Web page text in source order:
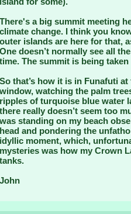
There's a big summit meeting
climate change. I think you
outer islands are here for that,
One doesn’t normally see all
time. The summit is being
So that’s how it is in Funafuti
window, watching the palm
ripples of turquoise blue water
there really doesn’t seem too
was standing on my beach
head and pondering the
idyllic moment, which,
mysteries was how my Crown
tanks.
John